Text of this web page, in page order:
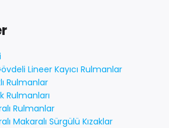
Lineer Kayıcı Rulmanlar
Rulmanlar
Rulmanları
Rulmanlar
Makaralı Sürgülü Kızaklar